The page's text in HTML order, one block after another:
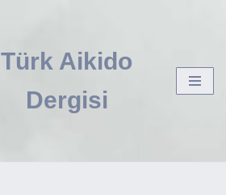
Türk Aikido
Dergisi